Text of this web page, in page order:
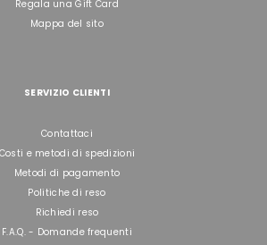
Regala una Gift Card
Mappa del sito
SERVIZIO CLIENTI
Contattaci
Costi e metodi di spedizioni
Metodi di pagamento
Politiche di reso
Richiedi reso
F.A.Q. - Domande frequenti